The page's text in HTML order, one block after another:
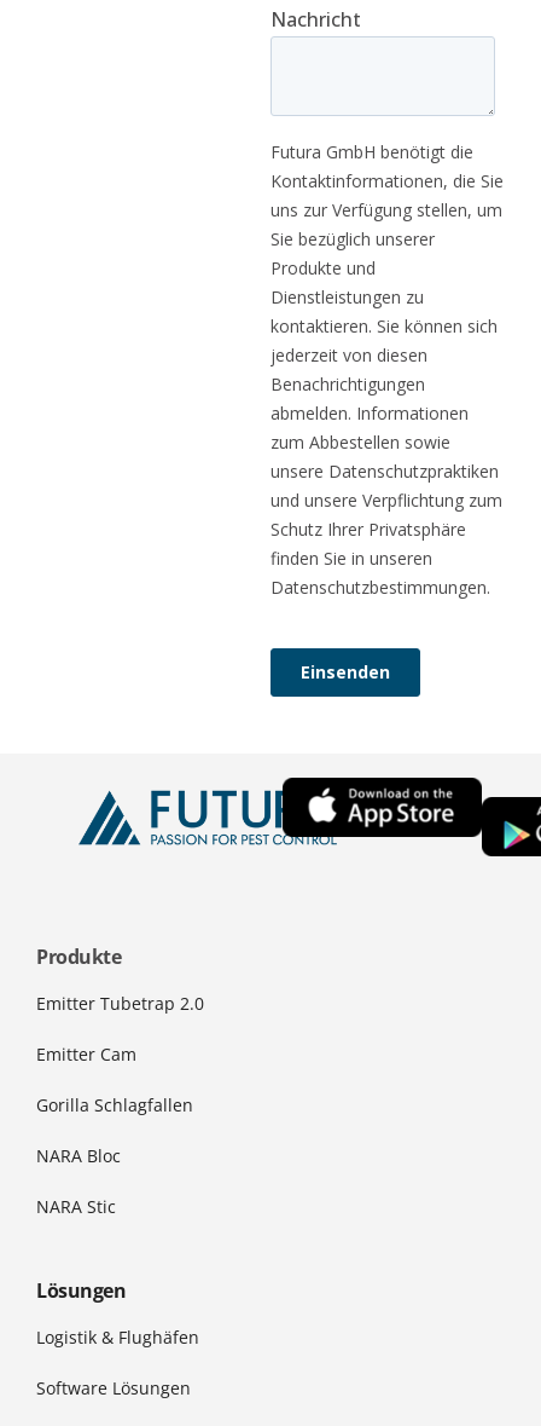
Produkte
Emitter Tubetrap 2.0
Emitter Cam
Gorilla Schlagfallen
NARA Bloc
NARA Stic
Lösungen
Logistik & Flughäfen
Software Lösungen